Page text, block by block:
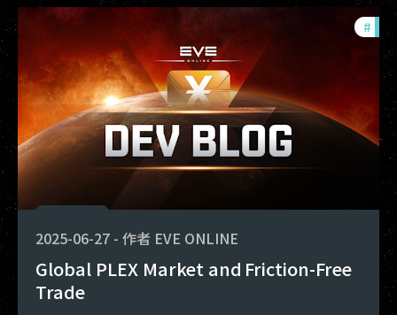
#
2025-06-27 - 作者 EVE ONLINE
Global PLEX Market and Friction-Free
Trade